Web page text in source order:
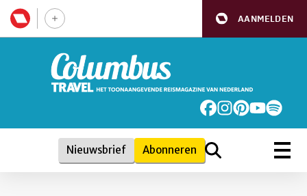
AANMELDEN
Nieuwsbrief Abonneren